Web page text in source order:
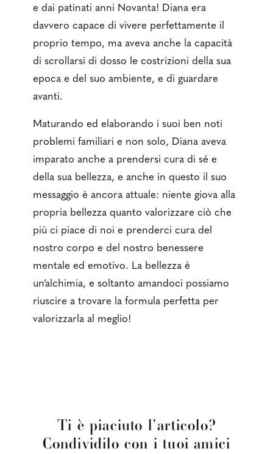
e dai patinati anni Novanta! Diana era
davvero capace di vivere perfettamente il
proprio tempo, ma aveva anche la capacità
di scrollarsi di dosso le costrizioni della sua
epoca e del suo ambiente, e di guardare
avanti.
Maturando ed elaborando i suoi ben noti
problemi familiari e non solo, Diana aveva
imparato anche a prendersi cura di sé e
della sua bellezza, e anche in questo il suo
messaggio è ancora attuale: niente giova alla
propria bellezza quanto valorizzare ciò che
più ci piace di noi e prenderci cura del
nostro corpo e del nostro benessere
mentale ed emotivo. La bellezza è
un’alchimia, e soltanto amandoci possiamo
riuscire a trovare la formula perfetta per
valorizzarla al meglio!
Ti è piaciuto l'articolo?
Condividilo con i tuoi amici